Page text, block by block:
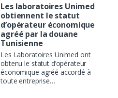
Les laboratoires Unimed
obtiennent le statut
d’opérateur économique
agréé par la douane
Tunisienne
Les Laboratoires Unimed ont
obtenu le statut d’opérateur
économique agréé accordé à
toute entreprise…